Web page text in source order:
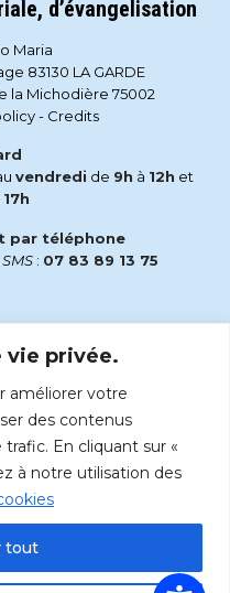
vie privée.
améliorer votre
des contenus
En cliquant sur «
à notre utilisation des
tout
d’évangelisation
Maria
83130 LA GARDE
la Michodière 75002
- Credits
vendredi de 9h à 12h et
17h
par téléphone
SMS : 07 83 89 13 75
sur :